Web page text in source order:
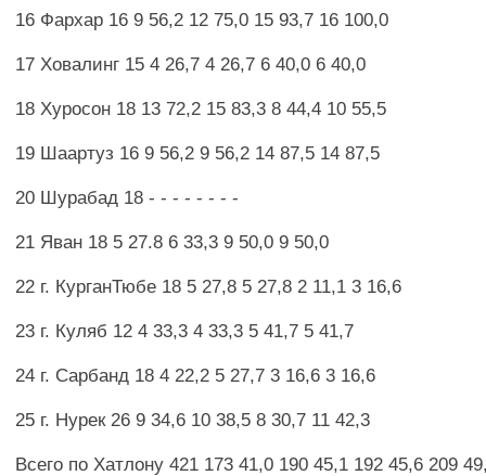
16 Фархар 16 9 56,2 12 75,0 15 93,7 16 100,0
17 Ховалинг 15 4 26,7 4 26,7 6 40,0 6 40,0
18 Хуросон 18 13 72,2 15 83,3 8 44,4 10 55,5
19 Шаартуз 16 9 56,2 9 56,2 14 87,5 14 87,5
20 Шурабад 18 - - - - - - - -
21 Яван 18 5 27.8 6 33,3 9 50,0 9 50,0
22 г. КурганТюбе 18 5 27,8 5 27,8 2 11,1 3 16,6
23 г. Куляб 12 4 33,3 4 33,3 5 41,7 5 41,7
24 г. Сарбанд 18 4 22,2 5 27,7 3 16,6 3 16,6
25 г. Нурек 26 9 34,6 10 38,5 8 30,7 11 42,3
Всего по Хатлону 421 173 41,0 190 45,1 192 45,6 209